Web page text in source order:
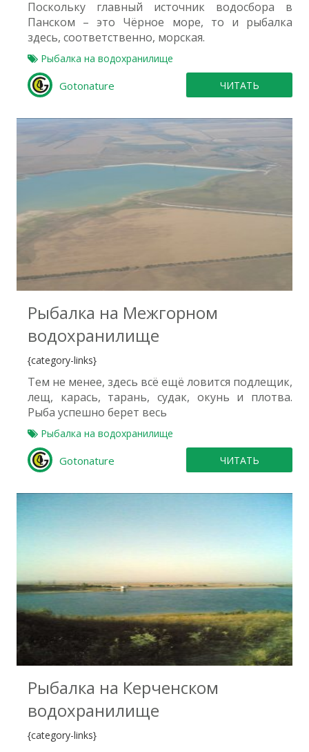
Поскольку главный источник водосбора в
Панском – это Чёрное море, то и рыбалка
здесь, соответственно, морская.
Рыбалка на водохранилище
Gotonature ЧИТАТЬ
Рыбалка на Межгорном
водохранилище
{category-links}
Тем не менее, здесь всё ещё ловится подлещик,
лещ, карась, тарань, судак, окунь и плотва.
Рыба успешно берет весь
Рыбалка на водохранилище
Gotonature ЧИТАТЬ
0
Рыбалка на Керченском
водохранилище
{category-links}